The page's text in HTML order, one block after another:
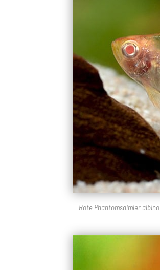
Rote Phantomsalmler albino